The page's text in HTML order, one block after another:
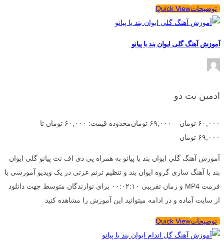
توضیحاتQuick View
آموزش آهنگ گلی ایوان بند با پیانو
ادمین نت دو
۶۰,۰۰۰ تومان – ۶۹,۰۰۰ تومان
محدوده قیمت: ۶۰,۰۰۰ تومان تا
۶۹,۰۰۰ تومان
آموزش آهنگ گلی ایوان بند با پیانو به همراه پی دی اف نت پیانو گلی ایوان
بند با آهنگ سازی گروه ایوان بند و تنظیم ترنم عزتی در یک ویدیو آموزشی با
فرمت MP4 و زمان تقریبی ۰۰:۰۲:۱۰ برای نوازندگان متوسط جهت دانلود
از سایت آماده و در ادامه میتوانید این آموزش را مشاهده کنید
توضیحاتQuick View